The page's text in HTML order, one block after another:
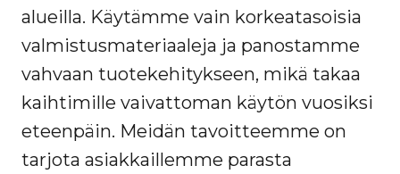
alueilla. Käytämme vain korkeatasoisia
valmistusmateriaaleja ja panostamme
vahvaan tuotekehitykseen, mikä takaa
kaihtimille vaivattoman käytön vuosiksi
eteenpäin. Meidän tavoitteemme on
tarjota asiakkaillemme parasta